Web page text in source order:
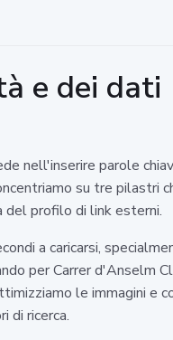
e dei dati
nell'inserire parole
su tre pilastri
del profilo di link esterni.
a caricarsi,
per Carrer d'Anselm
le immagini e
di ricerca.